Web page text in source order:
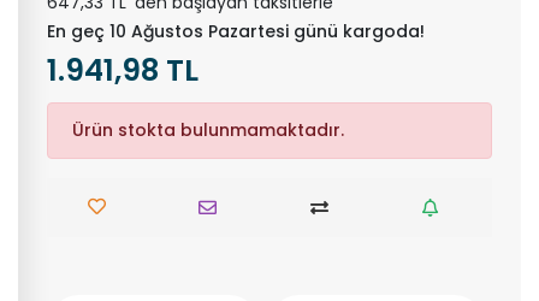
En geç 10 Ağustos Pazartesi günü kargoda!
1.941,98 TL
Ürün stokta bulunmamaktadır.